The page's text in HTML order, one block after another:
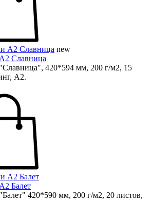
new
Славница
420*594 мм, 200 г/м2, 15
А2.
Балет
420*590 мм, 200 г/м2, 20 листов,